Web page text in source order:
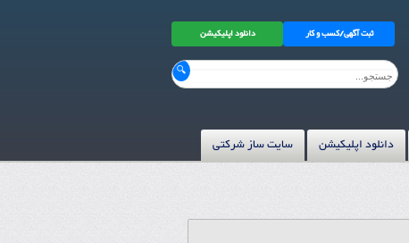
ثبت آگهی/کسب و کار دانلود اپلیکیشن
دانلود اپلیکیشن سایت ساز شرکتی